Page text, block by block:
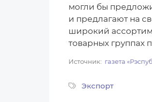
могли бы
и предлагают на
широкий
товарных группах
Источник газета
Экспорт